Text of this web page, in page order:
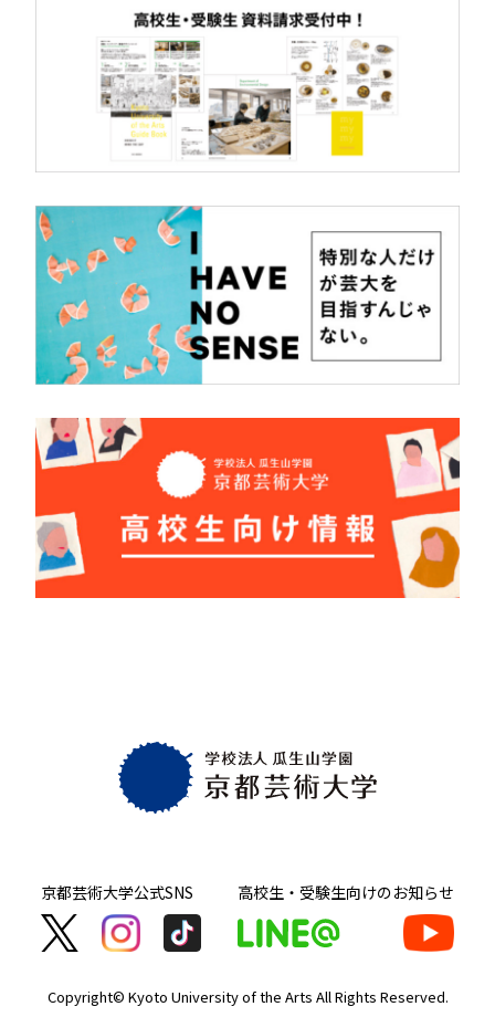
京都芸術大学公式SNS 高校生・受験生向けのお知らせ
Copyright© Kyoto University of the Arts All Rights Reserved.